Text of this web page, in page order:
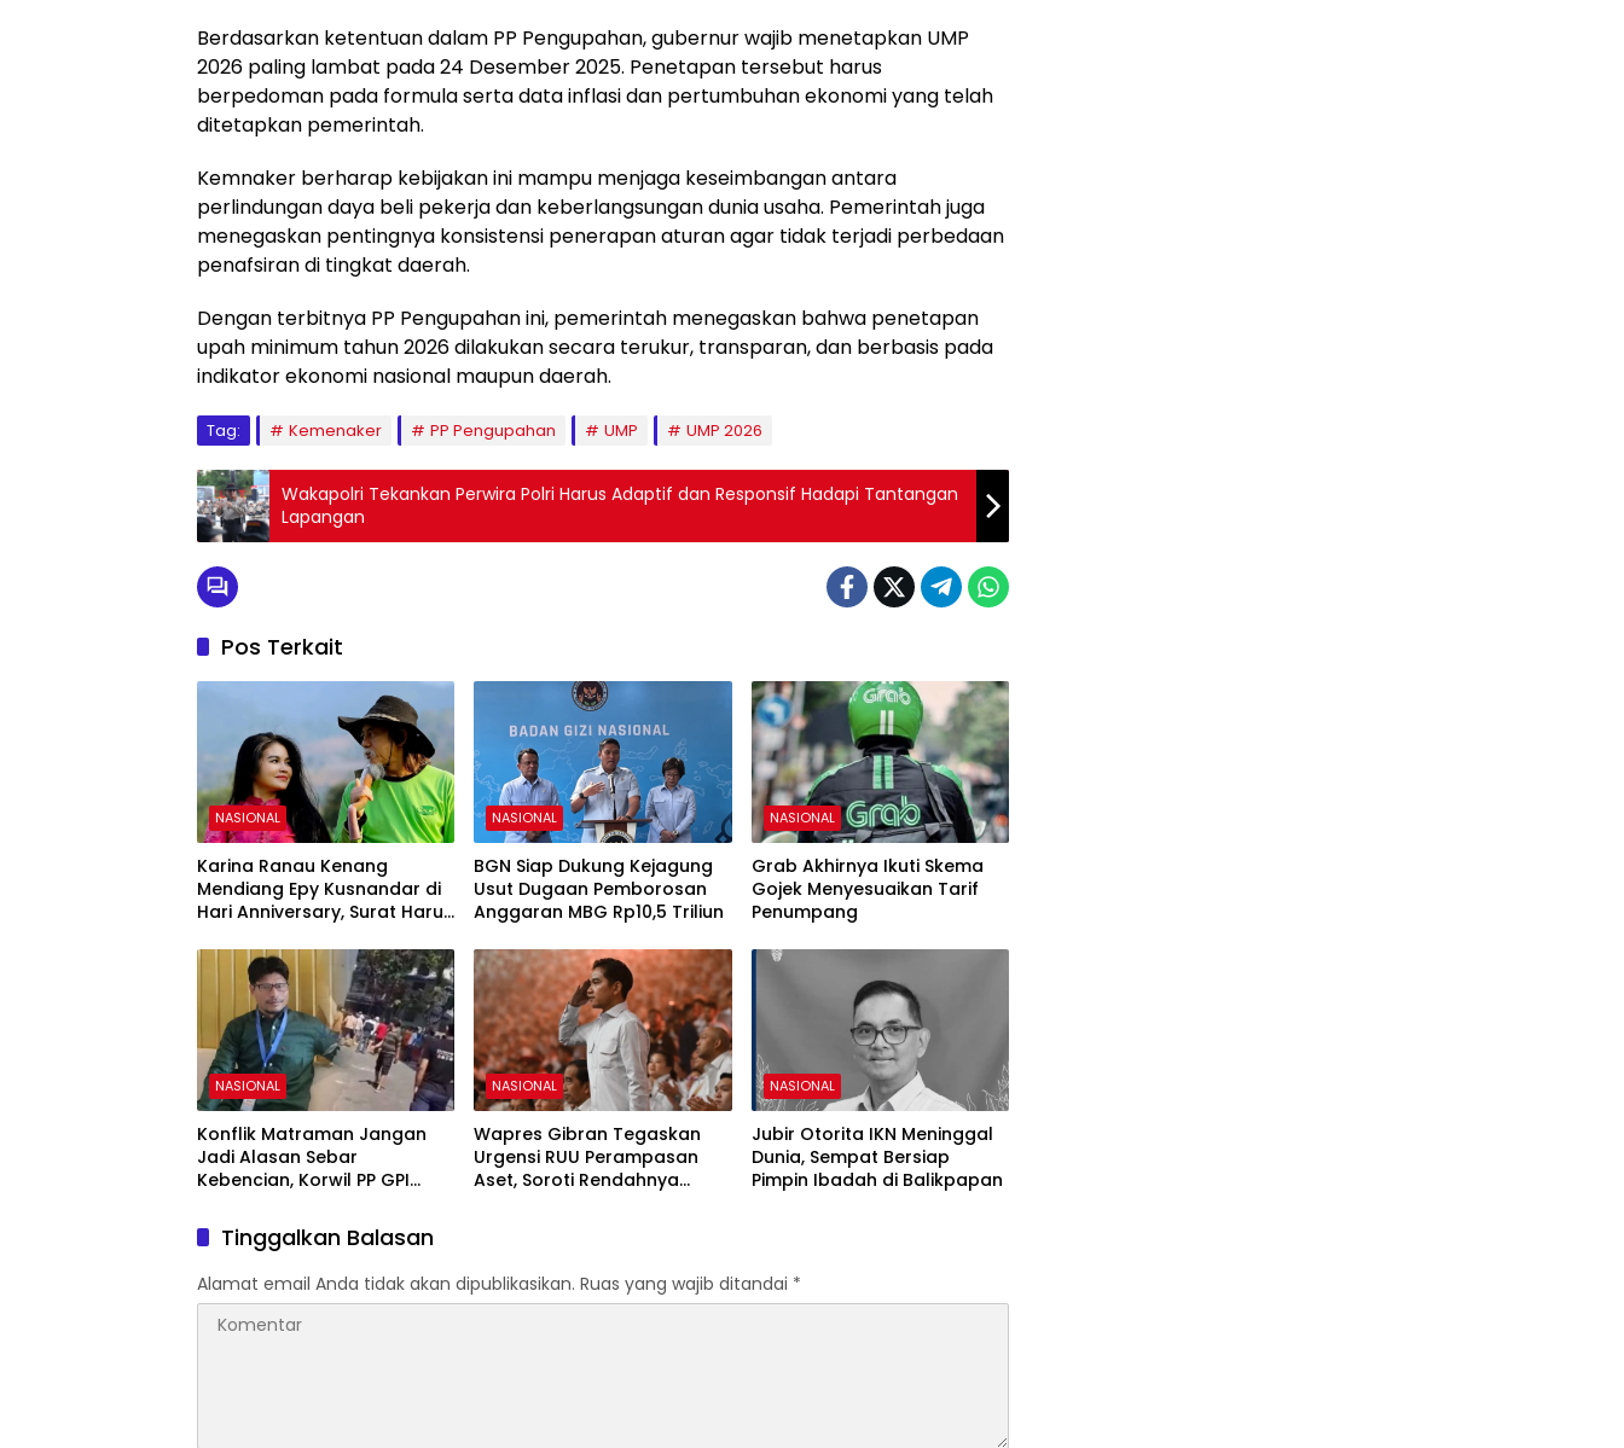
Berdasarkan ketentuan dalam PP Pengupahan, gubernur wajib menetapkan UMP
2026 paling lambat pada 24 Desember 2025. Penetapan tersebut harus
berpedoman pada formula serta data inflasi dan pertumbuhan ekonomi yang telah
ditetapkan pemerintah.
Kemnaker berharap kebijakan ini mampu menjaga keseimbangan antara
perlindungan daya beli pekerja dan keberlangsungan dunia usaha. Pemerintah juga
menegaskan pentingnya konsistensi penerapan aturan agar tidak terjadi perbedaan
penafsiran di tingkat daerah.
Dengan terbitnya PP Pengupahan ini, pemerintah menegaskan bahwa penetapan
upah minimum tahun 2026 dilakukan secara terukur, transparan, dan berbasis pada
indikator ekonomi nasional maupun daerah.
Tag: Kemenaker PP Pengupahan UMP UMP 2026
Wakapolri Tekankan Perwira Polri Harus Adaptif dan Responsif Hadapi Tantangan
Lapangan
Pos Terkait
NASIONAL
Karina Ranau Kenang
Mendiang Epy Kusnandar di
Hari Anniversary, Surat Haru
NASIONAL
BGN Siap Dukung Kejagung
Usut Dugaan Pemborosan
Anggaran MBG Rp10,5 Triliun
NASIONAL
Grab Akhirnya Ikuti Skema
Gojek Menyesuaikan Tarif
Penumpang
NASIONAL
Konflik Matraman Jangan
Jadi Alasan Sebar
Kebencian, Korwil PP GPI
Bahaya Rasisme
NASIONAL
Wapres Gibran Tegaskan
Urgensi RUU Perampasan
Aset, Soroti Rendahnya
NASIONAL
Jubir Otorita IKN Meninggal
Dunia, Sempat Bersiap
Pimpin Ibadah di Balikpapan
Tinggalkan Balasan
Alamat email Anda tidak akan dipublikasikan. Ruas yang wajib ditandai *